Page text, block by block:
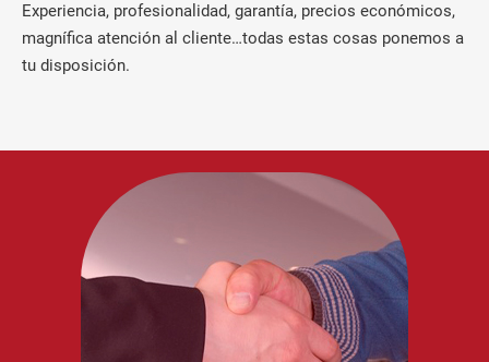
Experiencia, profesionalidad, garantía, precios económicos,
magnífica atención al cliente…todas estas cosas ponemos a
tu disposición.